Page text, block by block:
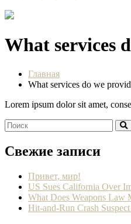
What services
Главная
What services do we
Lorem ipsum dolor sit amet,
Свежие записи
Привет, мир!
US Sues California Over
What Does Weapons Law
Hit-and-Run Crash